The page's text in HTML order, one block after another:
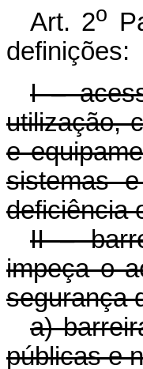
Art. 2o
definições:
I –
utilização,
e
sistemas
deficiência
II –
impeça o
segurança
a)
públicas e